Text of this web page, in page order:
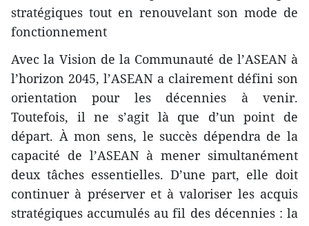
stratégiques tout en renouvelant son mode de
fonctionnement
Avec la Vision de la Communauté de l’ASEAN à
l’horizon 2045, l’ASEAN a clairement défini son
orientation pour les décennies à venir.
Toutefois, il ne s’agit là que d’un point de
départ. À mon sens, le succès dépendra de la
capacité de l’ASEAN à mener simultanément
deux tâches essentielles. D’une part, elle doit
continuer à préserver et à valoriser les acquis
stratégiques accumulés au fil des décennies : la